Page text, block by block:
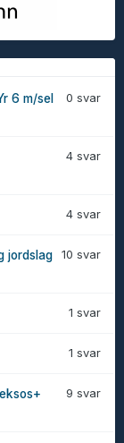
0 svar
6 m/sel
4 svar
4 svar
10 svar
jordslag
1 svar
1 svar
9 svar